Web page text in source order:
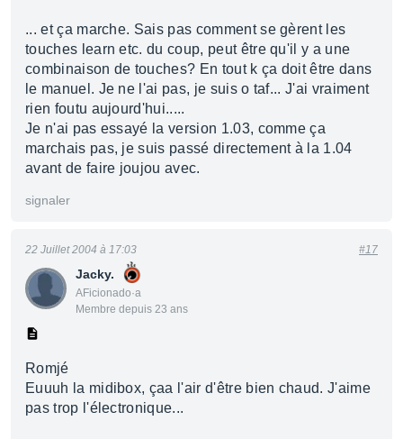
... et ça marche. Sais pas comment se gèrent les
touches learn etc. du coup, peut être qu'il y a une
combinaison de touches? En tout k ça doit être dans
le manuel. Je ne l'ai pas, je suis o taf... J'ai vraiment
rien foutu aujourd'hui.....
Je n'ai pas essayé la version 1.03, comme ça
marchais pas, je suis passé directement à la 1.04
avant de faire joujou avec.
signaler
Jacky.
AFicionado·a
Membre depuis 23 ans
22 Juillet 2004 à 17:03 #17
Romjé
Euuuh la midibox, çaa l'air d'être bien chaud. J'aime
pas trop l'électronique...